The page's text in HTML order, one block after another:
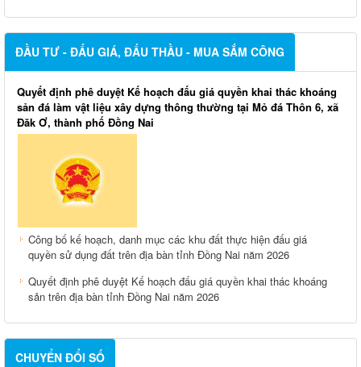
ĐẦU TƯ - ĐẤU GIÁ, ĐẤU THẦU - MUA SẮM CÔNG
Quyết định phê duyệt Kế hoạch đấu giá quyền khai thác khoáng
sản đá làm vật liệu xây dựng thông thường tại Mỏ đá Thôn 6, xã
Đăk Ơ, thành phố Đồng Nai
Công bố kế hoạch, danh mục các khu đất thực hiện đấu giá
quyền sử dụng đất trên địa bàn tỉnh Đồng Nai năm 2026
Quyết định phê duyệt Kế hoạch đấu giá quyền khai thác khoáng
sản trên địa bàn tỉnh Đồng Nai năm 2026
CHUYỂN ĐỔI SỐ